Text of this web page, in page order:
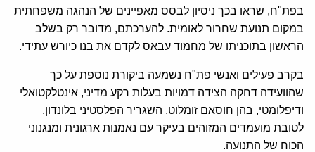
בפת"ח, שראו בכך ניסיון לבסס מאפיינים של הנהגה משפחתית
במקום תנועת שחרור לאומית. להערכתם, מדובר רק בשלב
הראשון בתוכניתו של מחמוד עבאס לקדם את בנו כיורש עתידי.
בקרב פעילים ואנשי פת"ח נשמעה ביקורת נוספת על כך
שהוועידה דחקה הצידה דמויות בעלות רקע מדיני, אינטלקטואלי
ודיפלומטי, בהן חוסאם זומלוט, השגריר הפלסטיני בלונדון,
לטובת מועמדים המזוהים בעיקר עם נאמנות ארגונית ומנגנוני
הכוח של התנועה.